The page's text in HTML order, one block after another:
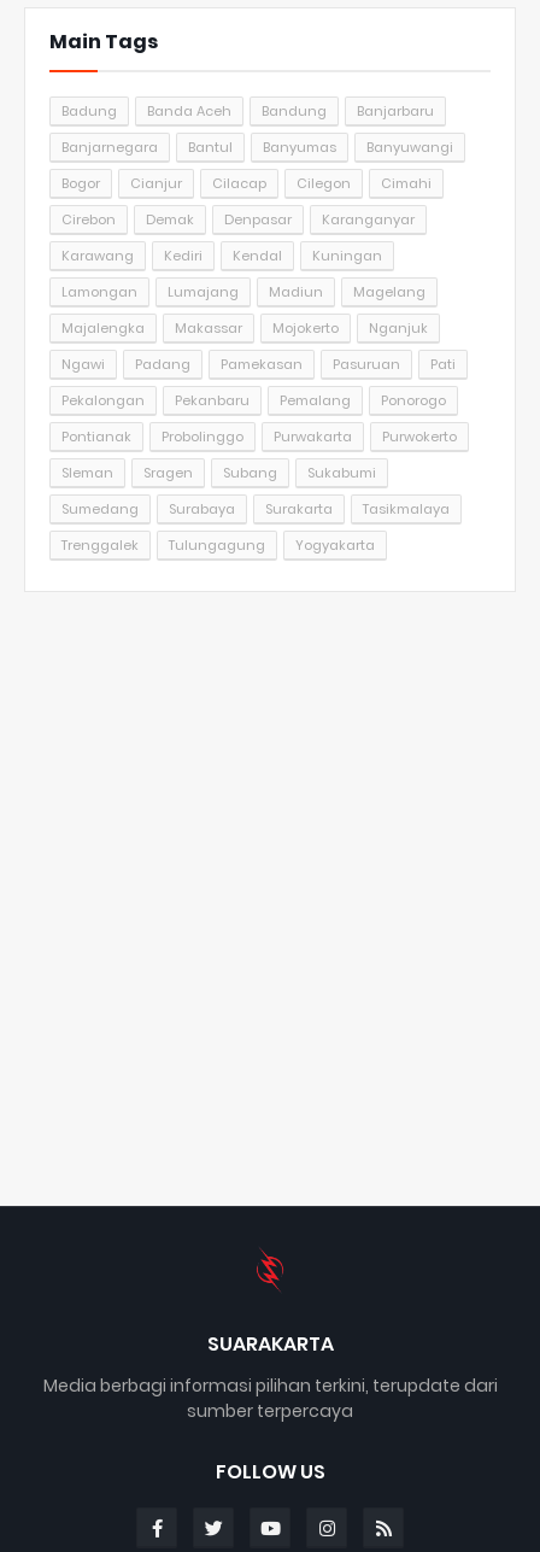
Main Tags
Badung Banda Aceh Bandung
Banjarbaru
Banjarnegara
Bantul Banyumas
Banyuwangi
Bogor
Cianjur Cilacap Cilegon
Cimahi
Cirebon
Demak Denpasar
Karanganyar
Karawang
Kediri Kendal
Kuningan
Lamongan
Lumajang Madiun
Magelang
Majalengka
Makassar Mojokerto
Nganjuk
Ngawi
Padang Pamekasan Pasuruan
Pati
Pekalongan
Pekanbaru Pemalang
Ponorogo
Pontianak
Probolinggo Purwakarta
Purwokerto
Sleman
Sragen Subang
Sukabumi
Sumedang
Surabaya Surakarta
Tasikmalaya
Trenggalek
Tulungagung Yogyakarta
SUARAKARTA
Media berbagi informasi pilihan terkini, terupdate dari
sumber terpercaya
FOLLOW US